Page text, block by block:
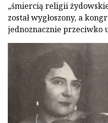
„śmiercią religii
został wygłoszony, a
jednoznacznie przeciwko